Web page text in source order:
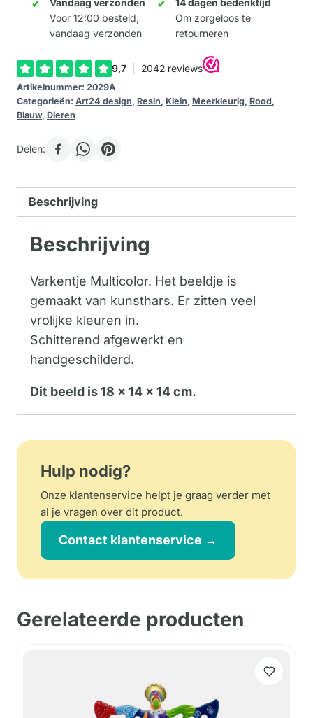
aantal
Vandaag verzonden
Voor 12:00 besteld,
vandaag verzonden
14 dagen bedenktijd
Om zorgeloos te
retourneren
Artikelnummer: 2029A
Categorieën: Art24 design, Resin, Klein, Meerkleurig, Rood,
Blauw, Dieren
Delen:
Beschrijving
Beschrijving
Varkentje Multicolor. Het beeldje is
gemaakt van kunsthars. Er zitten veel
vrolijke kleuren in.
Schitterend afgewerkt en
handgeschilderd.
Dit beeld is 18 x 14 x 14 cm.
Hulp nodig?
Onze klantenservice helpt je graag verder met
al je vragen over dit product.
Contact klantenservice →
Gerelateerde producten